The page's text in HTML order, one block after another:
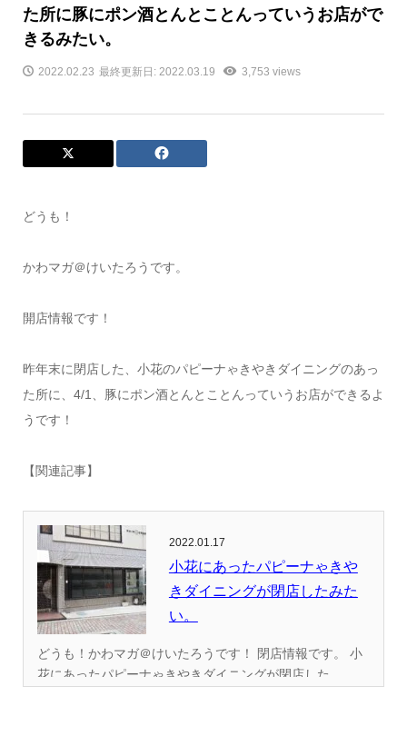
た所に豚にポン酒とんとことんっていうお店がで
きるみたい。
2022.02.23 最終更新日: 2022.03.19 3,753 views
どうも！
かわマガ＠けいたろうです。
開店情報です！
昨年末に閉店した、小花のパピーナゃきやきダイニングのあっ
た所に、4/1、豚にポン酒とんとことんっていうお店ができるよ
うです！
【関連記事】
2022.01.17
小花にあったパピーナゃきや
きダイニングが閉店したみた
い。
どうも！かわマガ＠けいたろうです！ 閉店情報です。 小
花にあったパピーナゃきやきダイニングが閉店した...